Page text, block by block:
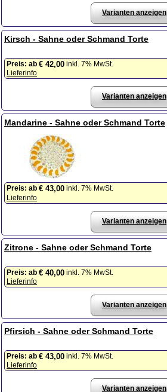
Varianten anzeigen
Kirsch - Sahne oder Schmand Torte
Preis: ab € 42,00 inkl. 7% MwSt.
Lieferinfo
Varianten anzeigen
Mandarine - Sahne oder Schmand Torte
Preis: ab € 43,00 inkl. 7% MwSt.
Lieferinfo
Varianten anzeigen
Zitrone - Sahne oder Schmand Torte
Preis: ab € 40,00 inkl. 7% MwSt.
Lieferinfo
Varianten anzeigen
Pfirsich - Sahne oder Schmand Torte
Preis: ab € 43,00 inkl. 7% MwSt.
Lieferinfo
Varianten anzeigen